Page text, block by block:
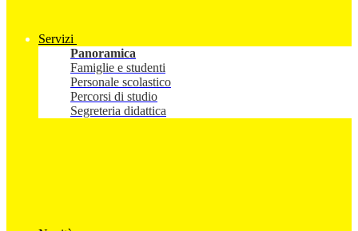
Servizi
Panoramica
Famiglie e studenti
Personale scolastico
Percorsi di studio
Segreteria didattica